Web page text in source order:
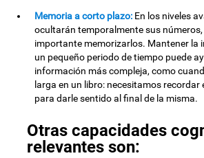
Memoria a corto plazo: En los niveles
ocultarán temporalmente sus números,
importante memorizarlos. Mantener la
un pequeño periodo de tiempo puede
información más compleja, como
larga en un libro: necesitamos recordar
para darle sentido al final de la misma.
Otras capacidades
relevantes son: